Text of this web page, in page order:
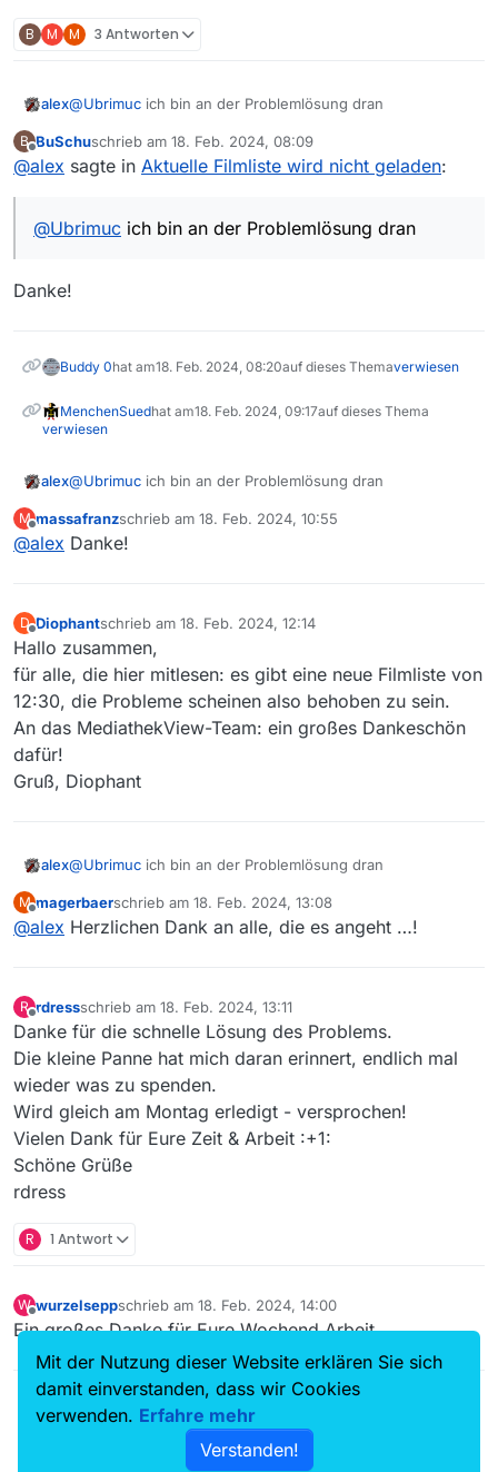
B M M 3 Antworten
alex@Ubrimuc ich bin an der Problemlösung dran
B
Offline
BuSchuschrieb am 18. Feb. 2024, 08:09
zuletzt editiert von
@alex sagte in Aktuelle Filmliste wird nicht geladen:
@Ubrimuc ich bin an der Problemlösung dran
Danke!
Buddy 0hat am18. Feb. 2024, 08:20auf dieses Themaverwiesen
MenchenSuedhat am18. Feb. 2024, 09:17auf dieses Thema
verwiesen
alex@Ubrimuc ich bin an der Problemlösung dran
M
Offline
massafranzschrieb am 18. Feb. 2024, 10:55
zuletzt editiert von
@alex Danke!
D
Offline
Diophantschrieb am 18. Feb. 2024, 12:14
zuletzt editiert von
Hallo zusammen,
für alle, die hier mitlesen: es gibt eine neue Filmliste von
12:30, die Probleme scheinen also behoben zu sein.
An das MediathekView-Team: ein großes Dankeschön
dafür!
Gruß, Diophant
alex@Ubrimuc ich bin an der Problemlösung dran
M
Offline
magerbaerschrieb am 18. Feb. 2024, 13:08
zuletzt editiert von
@alex Herzlichen Dank an alle, die es angeht …!
R
Offline
rdressschrieb am 18. Feb. 2024, 13:11
zuletzt editiert von
Danke für die schnelle Lösung des Problems.
Die kleine Panne hat mich daran erinnert, endlich mal
wieder was zu spenden.
Wird gleich am Montag erledigt - versprochen!
Vielen Dank für Eure Zeit & Arbeit :+1:
Schöne Grüße
rdress
R 1 Antwort
W
Offline
wurzelseppschrieb am 18. Feb. 2024, 14:00
zuletzt editiert von
Ein großes Danke für Eure Wochend Arbeit.
Mit der Nutzung dieser Website erklären Sie sich
damit einverstanden, dass wir Cookies
verwenden. Erfahre mehr
Verstanden!